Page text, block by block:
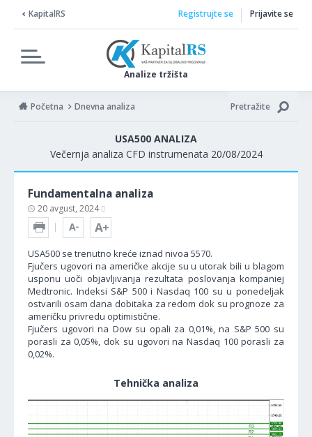
KapitalRS
Analize tržišta
Registrujte se Prijavite se
Početna Dnevna analiza Pretražite
USA500 ANALIZA
Večernja analiza CFD instrumenata 20/08/2024
Fundamentalna analiza
20 avgust, 2024
USA500 se trenutno kreće iznad nivoa 5570.
Fjučers ugovori na američke akcije su u utorak bili u blagom
usponu uoči objavljivanja rezultata poslovanja kompaniej
Medtronic. Indeksi S&P 500 i Nasdaq 100 su u ponedeljak
ostvarili osam dana dobitaka za redom dok su prognoze za
američku privredu optimistične.
Fjučers ugovori na Dow su opali za 0,01%, na S&P 500 su
porasli za 0,05%, dok su ugovori na Nasdaq 100 porasli za
0,02%.
Tehnička analiza